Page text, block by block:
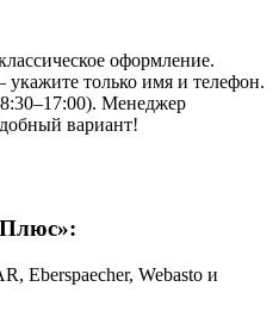
оформление.
только имя и телефон.
Менеджер
вариант!
Eberspaecher, Webasto и